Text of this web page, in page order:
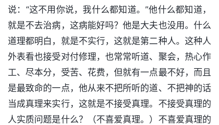
说：“这不用你说，我什么都知道。”他什么都知道，
就是不去治病，这病能好吗？他是大夫也没用。什么
道理都明白，就是不实行，这就是第二种人。这种人
外表看也接受对付修理，也常常听道、聚会，热心作
工、尽本分，受苦、花费，但就有一点最不好，而且
是最致命的一点，他从来不把所听的道、不把神的话
当成真理来实行，这就是不接受真理。不接受真理的
人实质问题是什么？（不喜爱真理。）不喜爱真理的